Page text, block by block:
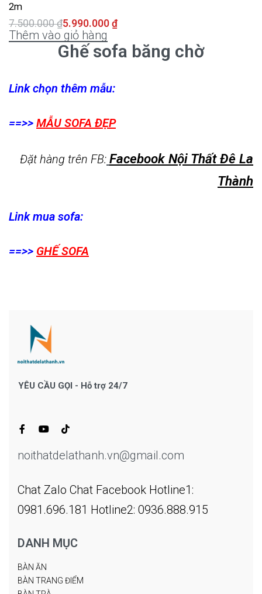
2m
7.500.000₫5.990.000 ₫
Thêm vào giỏ hàng
Ghế sofa băng chờ
Link chọn thêm mẫu:
==>> MẪU SOFA ĐẸP
Đặt hàng trên FB: Facebook Nội Thất Đê La
Thành
Link mua sofa:
==>> GHẾ SOFA
YÊU CẦU GỌI - Hỗ trợ 24/7
noithatdelathanh.vn@gmail.com
Chat Zalo Chat Facebook Hotline1:
0981.696.181 Hotline2: 0936.888.915
DANH MỤC
BÀN ĂN
BÀN TRANG ĐIỂM